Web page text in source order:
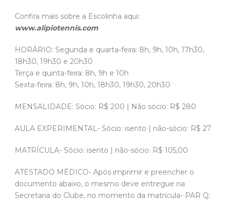
Confira mais sobre a Escolinha aqui:
www.alipiotennis.com
HORÁRIO: Segunda e quarta-feira: 8h, 9h, 10h, 17h30,
18h30, 19h30 e 20h30
Terça e quinta-feira: 8h, 9h e 10h
Sexta-feira: 8h, 9h, 10h, 18h30, 19h30, 20h30
MENSALIDADE: Sócio: R$ 200 | Não sócio: R$ 280
AULA EXPERIMENTAL- Sócio: isento | não-sócio: R$ 27
MATRÍCULA- Sócio: isento | não-sócio: R$ 105,00
ATESTADO MÉDICO- Após imprimir e preencher o
documento abaixo, o mesmo deve entregue na
Secretaria do Clube, no momento da matrícula- PAR Q: